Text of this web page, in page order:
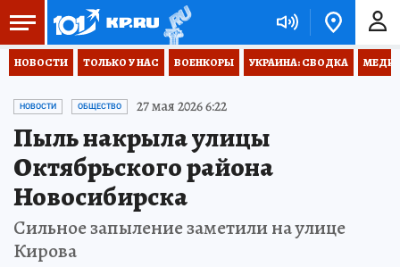
НОВОСТИ ТОЛЬКО У НАС ВОЕНКОРЫ УКРАИНА: СВОДКА
НОВОСТИ ОБЩЕСТВО 27 мая 2026 6:22
Пыль накрыла улицы
Октябрьского района
Новосибирска
Сильное запыление заметили на улице
Кирова